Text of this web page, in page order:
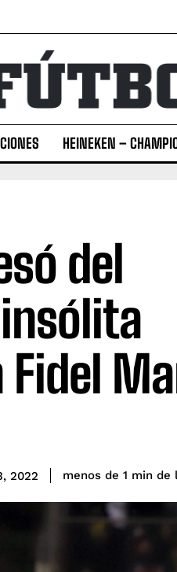
HEINEKEN –
del
2022 menos de 1 min de